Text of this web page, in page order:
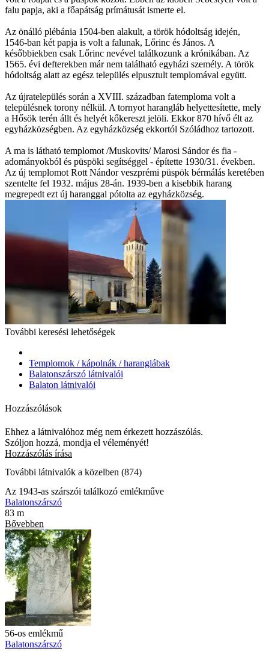
falu papja, aki a főapátság prímátusát ismerte el.
Az önálló plébánia 1504-ben alakult, a török hódoltság idején,
1546-ban két papja is volt a falunak, Lőrinc és János. A
későbbiekben csak Lőrinc nevével találkozunk a krónikában. Az
1565. évi defterekben már nem található egyházi személy. A török
hódoltság alatt az egész település elpusztult templomával együtt.
Az újratelepülés során a XVIII. században fatemploma volt a
településnek torony nélkül. A tornyot harangláb helyettesítette, mely
a Hősök terén állt és helyét kőkereszt jelöli. Ekkor 870 hívő élt az
egyházközségben. Az egyházközség ekkortól Szóládhoz tartozott.
A ma is látható templomot /Muskovits/ Marosi Sándor és fia -
adományokból és püspöki segítséggel - építette 1930/31. években.
Az új templomot Rott Nándor veszprémi püspök bérmálás keretében
szentelte fel 1932. május 28-án. 1939-ben a kisebbik harang
megrepedt ezt új haranggal pótolta az egyházközség.
További keresési lehetőségek
Templomok / kápolnák / haranglábak
Balatonszárszó látnivalói
Balaton látnivalói
Hozzászólások
Ehhez a látnivalóhoz még nem érkezett hozzászólás.
Szóljon hozzá, mondja el véleményét!
Hozzászólás írása
További látnivalók a közelben (874)
Az 1943-as szárszói találkozó emlékműve
Balatonszárszó
83 m
Bővebben
56-os emlékmű
Balatonszárszó